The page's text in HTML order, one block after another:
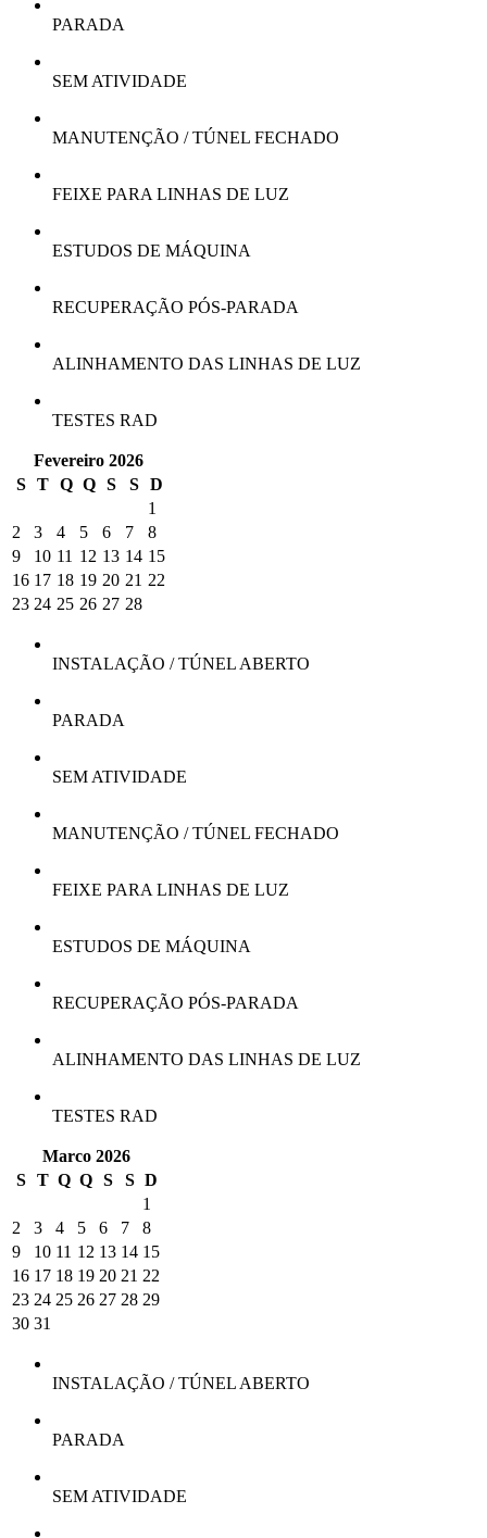
PARADA
SEM ATIVIDADE
MANUTENÇÃO / TÚNEL FECHADO
FEIXE PARA LINHAS DE LUZ
ESTUDOS DE MÁQUINA
RECUPERAÇÃO PÓS-PARADA
ALINHAMENTO DAS LINHAS DE LUZ
TESTES RAD
Fevereiro 2026
S
T Q Q S S D
1
2
3 4 5 6 7
8
9
10 11 12 13 14 15
16 17 18 19 20 21 22
23 24 25 26 27 28
INSTALAÇÃO / TÚNEL ABERTO
PARADA
SEM ATIVIDADE
MANUTENÇÃO / TÚNEL FECHADO
FEIXE PARA LINHAS DE LUZ
ESTUDOS DE MÁQUINA
RECUPERAÇÃO PÓS-PARADA
ALINHAMENTO DAS LINHAS DE LUZ
TESTES RAD
Marco 2026
S
T Q Q S S D
1
2
3 4 5 6 7
8
9
10 11 12 13 14 15
16 17 18 19 20 21 22
23 24 25 26 27 28 29
30 31
INSTALAÇÃO / TÚNEL ABERTO
PARADA
SEM ATIVIDADE